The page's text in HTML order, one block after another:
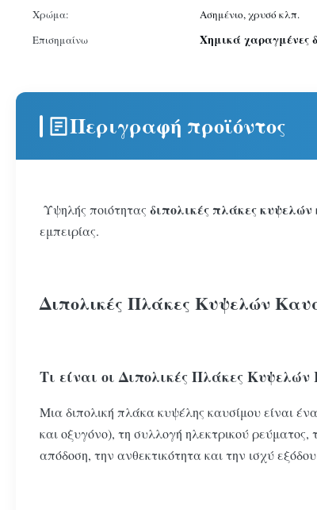
Χρώμα: Ασημένιο, χρυσό κλπ.
Επισημαίνω
Χημικά χαραγμένες
Περιγραφή προϊόντος
Υψηλής ποιότητας διπολικές πλάκες
εμπειρίας.
Διπολικές Πλάκες Κυψελών
Τι είναι οι Διπολικές Πλάκες
Μια διπολική πλάκα κυψέλης καυσίμου είναι
και οξυγόνο), τη συλλογή ηλεκτρικού
απόδοση, την ανθεκτικότητα και την ισχύ